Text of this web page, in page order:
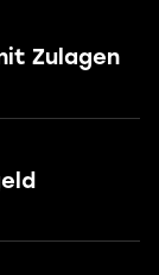
Zulagen